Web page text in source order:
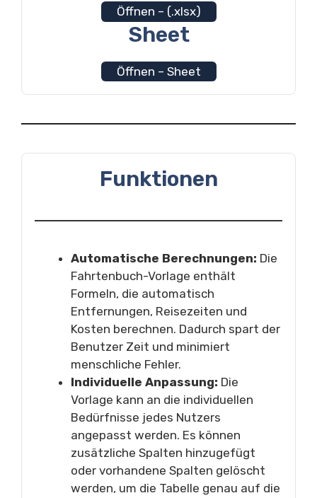
Öffnen – (.xlsx)
Sheet
Öffnen – Sheet
Funktionen
Automatische Berechnungen: Die
Fahrtenbuch-Vorlage enthält
Formeln, die automatisch
Entfernungen, Reisezeiten und
Kosten berechnen. Dadurch spart der
Benutzer Zeit und minimiert
menschliche Fehler.
Individuelle Anpassung: Die
Vorlage kann an die individuellen
Bedürfnisse jedes Nutzers
angepasst werden. Es können
zusätzliche Spalten hinzugefügt
oder vorhandene Spalten gelöscht
werden, um die Tabelle genau auf die